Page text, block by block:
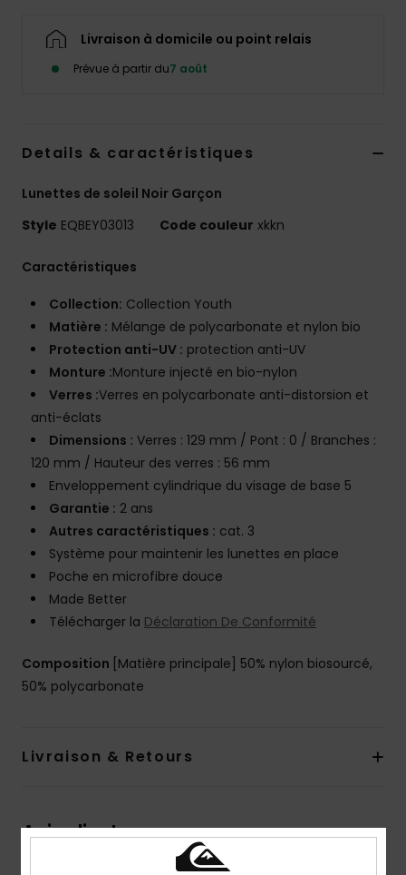
Livraison à domicile ou point relais
Prévue à partir du7 août
Details & caractéristiques
Lunettes de soleil Noir Garçon
Style EQBEY03013 Code couleur xkkn
Caractéristiques
Collection: Collection Youth
Matière : Mélange de polycarbonate et nylon bio
Protection anti-UV : protection anti-UV
Monture :Monture injecté en bio-nylon
Verres :Verres en polycarbonate anti-distorsion et
anti-éclats
Dimensions : Verres : 129 mm / Pont : 0 / Branches :
120 mm / Hauteur des verres : 56 mm
Enveloppement cylindrique du visage de base 5
Garantie : 2 ans
Autres caractéristiques : cat. 3
Système pour maintenir les lunettes en place
Poche en microfibre douce
Made Better
Télécharger la Déclaration De Conformité
Composition [Matière principale] 50% nylon biosourcé,
50% polycarbonate
Livraison & Retours
Avis clients